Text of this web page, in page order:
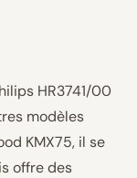
HR3741/00
modèles
KMX75, il se
offre des